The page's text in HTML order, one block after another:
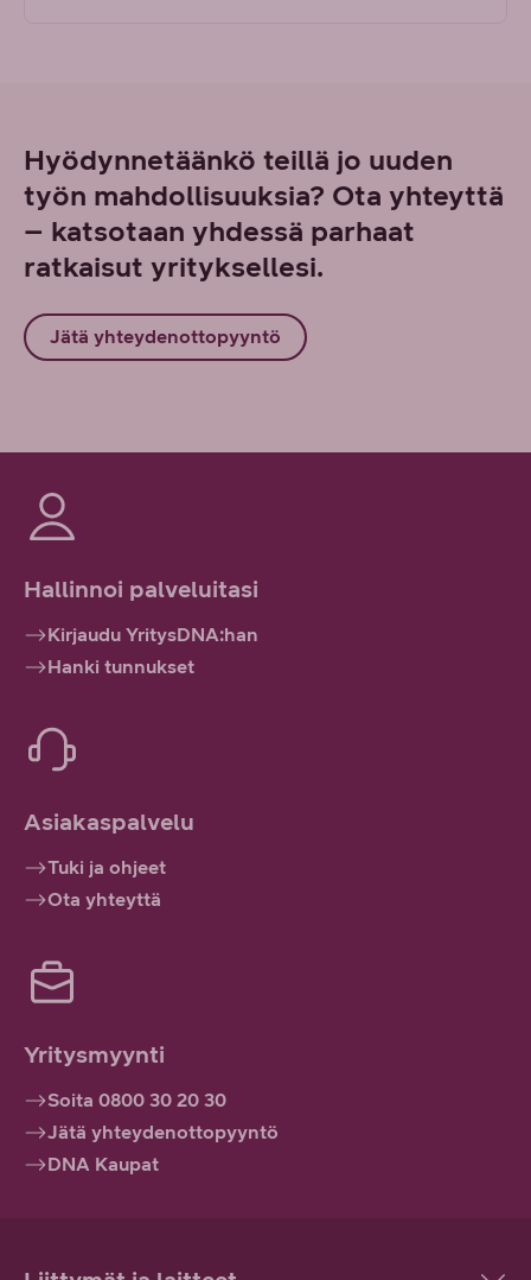
Hyödynnetäänkö teillä jo uuden
työn mahdollisuuksia? Ota yhteyttä
– katsotaan yhdessä parhaat
ratkaisut yrityksellesi.
Jätä yhteydenottopyyntö
Hallinnoi palveluitasi
Kirjaudu YritysDNA:han
Hanki tunnukset
Asiakaspalvelu
Tuki ja ohjeet
Ota yhteyttä
Yritysmyynti
Soita 0800 30 20 30
Jätä yhteydenottopyyntö
DNA Kaupat